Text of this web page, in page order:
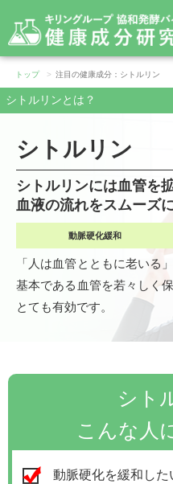
トップ 注目の健康成分：シトルリン
シトルリンとは？
シトルリン
シトルリンには血管を拡
血液の流れをスムーズ
動脈硬化緩和
「人は血管とともに老いる
基本である血管を若々しく
とても有効です。
シト
こんな人
動脈硬化を緩和した